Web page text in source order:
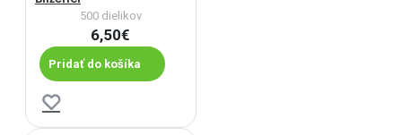
500 dielikov
6,50€
Pridať do košíka